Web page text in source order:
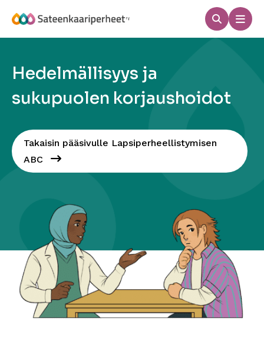
sisältöön
Haku
Hedelmällisyys ja
sukupuolen korjaushoidot
Takaisin pääsivulle Lapsiperheellistymisen
ABC